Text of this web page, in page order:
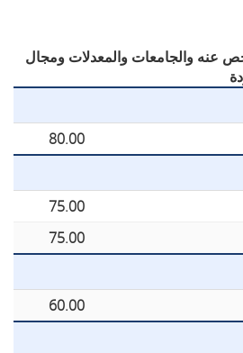
عنه والجامعات والمعدلات ومجال
80.00
75.00
75.00
60.00